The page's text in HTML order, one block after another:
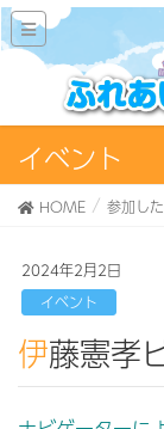
イベント
HOME 参加し
2024年2月2日
イベント
伊藤憲